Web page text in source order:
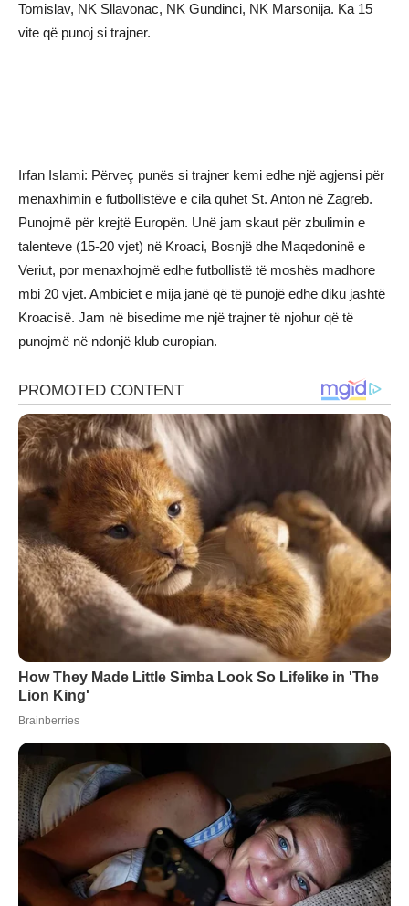
Tomislav, NK Sllavonac, NK Gundinci, NK Marsonija. Ka 15
vite që punoj si trajner.
Irfan Islami: Përveç punës si trajner kemi edhe një agjensi për
menaxhimin e futbollistëve e cila quhet St. Anton në Zagreb.
Punojmë për krejtë Europën. Unë jam skaut për zbulimin e
talenteve (15-20 vjet) në Kroaci, Bosnjë dhe Maqedoninë e
Veriut, por menaxhojmë edhe futbollistë të moshës madhore
mbi 20 vjet. Ambiciet e mija janë që të punojë edhe diku jashtë
Kroacisë. Jam në bisedime me një trajner të njohur që të
punojmë në ndonjë klub europian.